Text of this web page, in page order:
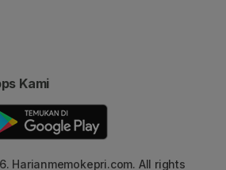
Kami
Harianmemokepri.com. All rights